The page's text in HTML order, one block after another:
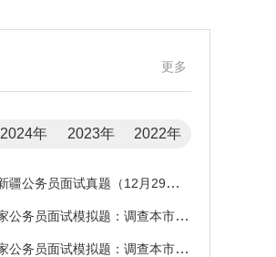
更多
2024年 2023年 2022年
2020年新疆公务员面试真题（12月29日下午）
2020国家公务员面试模拟题：调查本市老百姓的日常出行
2020国家公务员面试模拟题：调查本市老百姓的日常出行